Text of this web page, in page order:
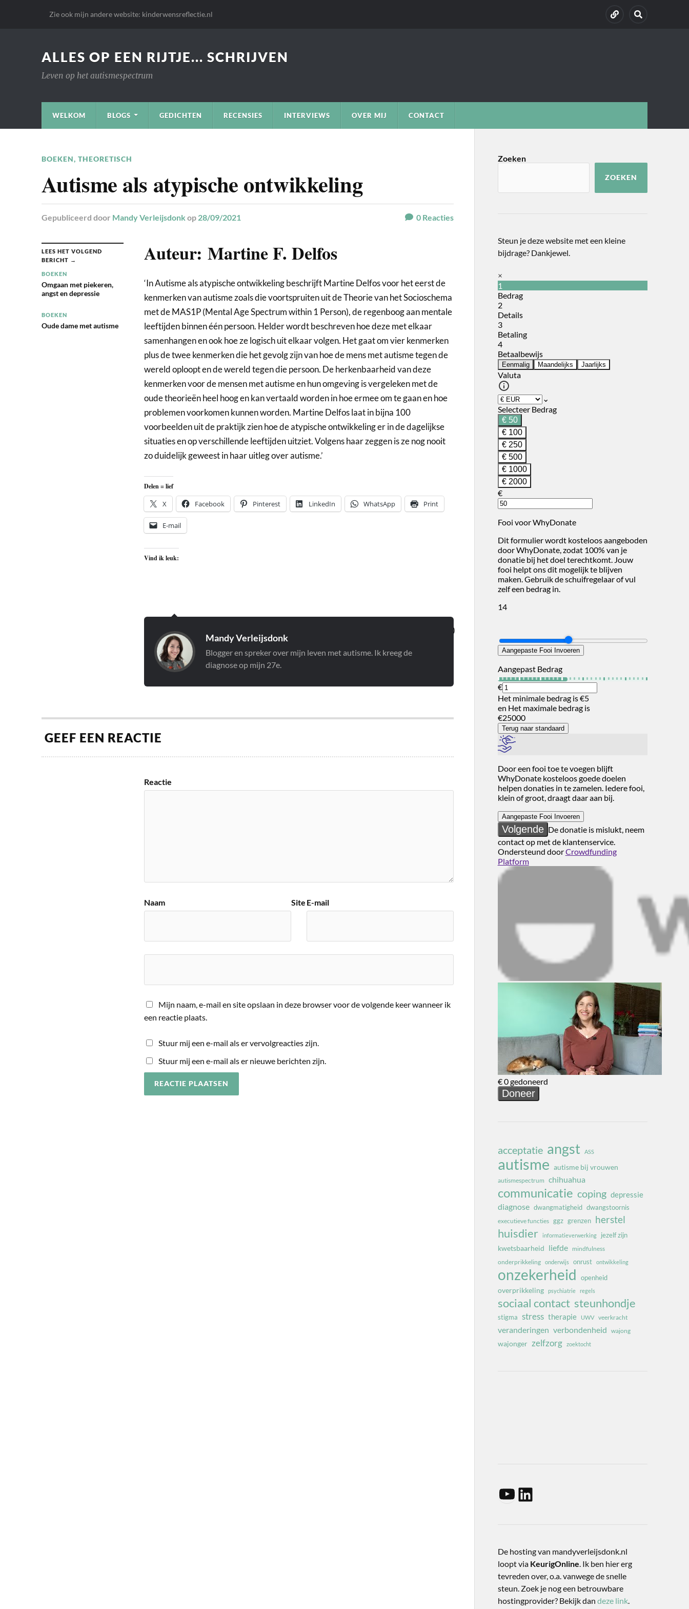
Zie ook mijn andere website: kinderwensreflectie.nl
ALLES OP EEN RIJTJE... SCHRIJVEN
Leven op het autismespectrum
WELKOM BLOGS GEDICHTEN RECENSIES INTERVIEWS OVER MIJ CONTACT
BOEKEN, THEORETISCH
Autisme als atypische ontwikkeling
Gepubliceerd door Mandy Verleijsdonk op 28/09/2021 0Reacties
LEES HET VOLGEND
BERICHT →
BOEKEN
Omgaan met piekeren,
angst en depressie
BOEKEN
Oude dame met autisme
Auteur: Martine F. Delfos
‘In Autisme als atypische ontwikkeling beschrijft Martine Delfos voor het eerst de
kenmerken van autisme zoals die voortspruiten uit de Theorie van het Socioschema
met de MAS1P (Mental Age Spectrum within 1 Person), de regenboog aan mentale
leeftijden binnen één persoon. Helder wordt beschreven hoe deze met elkaar
samenhangen en ook hoe ze logisch uit elkaar volgen. Het gaat om vier kenmerken
plus de twee kenmerken die het gevolg zijn van hoe de mens met autisme tegen de
wereld oploopt en de wereld tegen die persoon. De herkenbaarheid van deze
kenmerken voor de mensen met autisme en hun omgeving is vergeleken met de
oude theorieën heel hoog en kan vertaald worden in hoe ermee om te gaan en hoe
problemen voorkomen kunnen worden. Martine Delfos laat in bijna 100
voorbeelden uit de praktijk zien hoe de atypische ontwikkeling er in de dagelijkse
situaties en op verschillende leeftijden uitziet. Volgens haar zeggen is ze nog nooit
zo duidelijk geweest in haar uitleg over autisme.’
Delen = lief
X Facebook Pinterest LinkedIn WhatsApp Print
E-mail
Vind ik leuk:
Mandy Verleijsdonk
Blogger en spreker over mijn leven met autisme. Ik kreeg de
diagnose op mijn 27e.
GEEF EEN REACTIE
Reactie
Naam E-mail
Site
Mijn naam, e-mail en site opslaan in deze browser voor de volgende keer wanneer ik
een reactie plaats.
Stuur mij een e-mail als er vervolgreacties zijn.
Stuur mij een e-mail als er nieuwe berichten zijn.
Zoeken
ZOEKEN
Steun je deze website met een kleine
bijdrage? Dankjewel.
acceptatie angst ASS
autisme autisme bij vrouwen
autismespectrum chihuahua
communicatie coping depressie
diagnose dwangmatigheid dwangstoornis
executieve functies ggz grenzen herstel
huisdier informatieverwerking jezelf zijn
kwetsbaarheid liefde
mindfulness
onderprikkeling
onderwijs onrust ontwikkeling
onzekerheid openheid
overprikkeling psychiatrie regels
sociaal contact steunhondje
stigma stress therapie UWV veerkracht
veranderingen verbondenheid wajong
wajonger zelfzorg zoektocht
De hosting van mandyverleijsdonk.nl
loopt via KeurigOnline. Ik ben hier erg
tevreden over, o.a. vanwege de snelle
steun. Zoek je nog een betrouwbare
hostingprovider? Bekijk dan deze link.